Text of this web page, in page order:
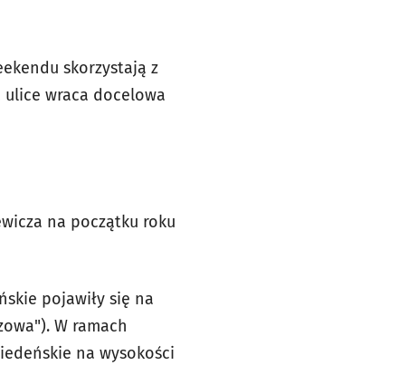
skorzystają z
wraca docelowa
na początku roku
pojawiły się na
W ramach
na wysokości